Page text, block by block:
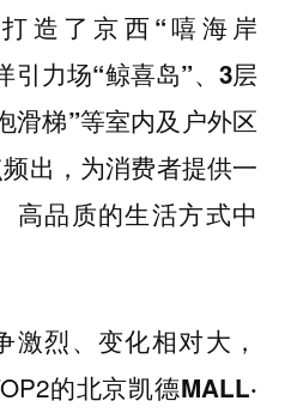
造了 京西“嘻海岸
引力场“鲸喜岛”、3层
滑梯”等室内及户外区
出，为消费者提供一
高品质的生活方式中
激烈、变化相对大，
的北京凯德MALL·